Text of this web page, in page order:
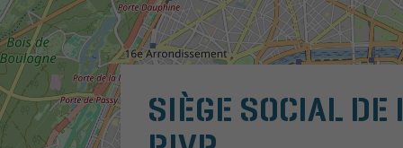
SIÈGE SOCIAL DE